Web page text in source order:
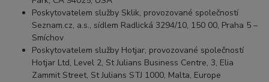
Poskytovatelem služby Sklik, provozované společností
Seznam.cz, a.s., sídlem Radlická 3294/10, 150 00, Praha 5 –
Smíchov
Poskytovatelem služby Hotjar, provozované společností
Hotjar Ltd, Level 2, St Julians Business Centre, 3, Elia
Zammit Street, St Julians STJ 1000, Malta, Europe